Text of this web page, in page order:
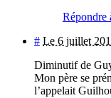
Répondre
# Le 6 juillet
Diminutif de
Mon père se
l’appelait